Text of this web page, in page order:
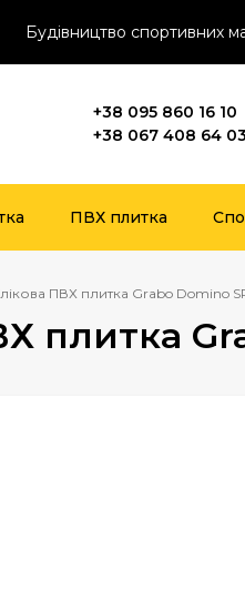
Будівництво спортивних
+38 095 860 16 10
+38 067 408 64 03
ПВХ плитка
ПВХ плитка Grabo Domino
плитка